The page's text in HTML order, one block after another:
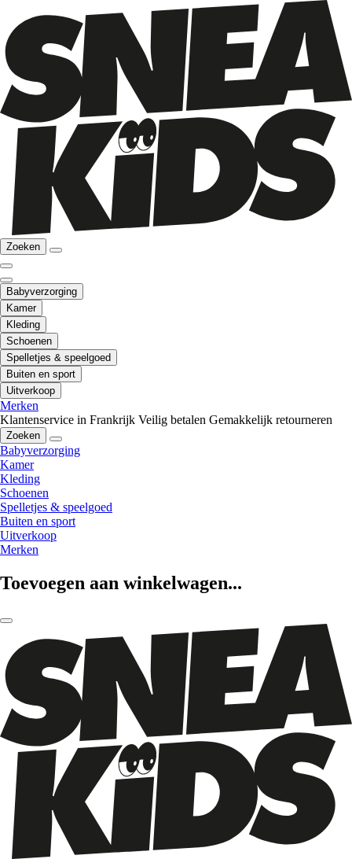
Zoeken
Babyverzorging
Kamer
Kleding
Schoenen
Spelletjes & speelgoed
Buiten en sport
Uitverkoop
Merken
Klantenservice in Frankrijk Veilig betalen Gemakkelijk retourneren
Zoeken
Babyverzorging
Kamer
Kleding
Schoenen
Spelletjes & speelgoed
Buiten en sport
Uitverkoop
Merken
Toevoegen aan winkelwagen...